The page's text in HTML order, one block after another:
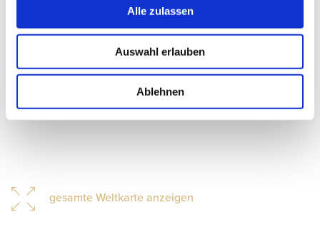
Alle zulassen
Auswahl erlauben
Ablehnen
gesamte Weltkarte anzeigen